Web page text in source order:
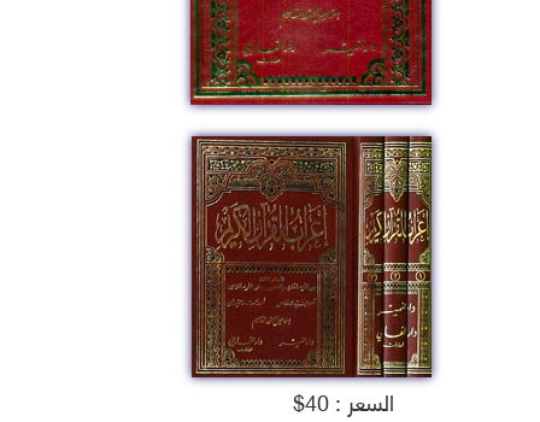
السعر : 40$